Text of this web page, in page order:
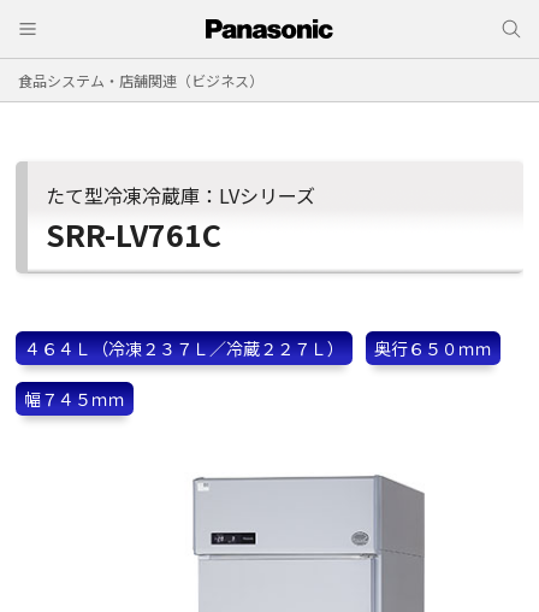
食品システム・店舗関連（ビジネス）
たて型冷凍冷蔵庫：LVシリーズ
SRR-LV761C
４６４Ｌ（冷凍２３７Ｌ／冷蔵２２７Ｌ） 奥行６５０ｍｍ
幅７４５ｍｍ